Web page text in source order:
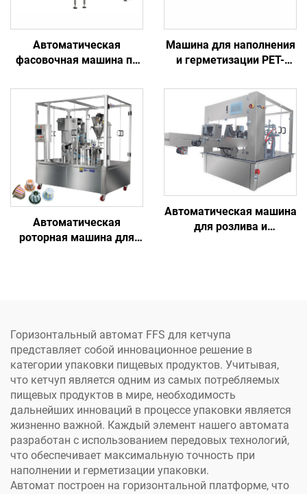
Автоматическая
фасовочная машина по
напитков, воды,
пневматическая, с ПЛК,
йогурта, сока, масла,
кетчупа, соуса, молока,
пива, товар в пакете с
носиком
Машина для наполнения
и герметизации PET-
упаковки льда и
напитков
Автоматическая
роторная машина для
капсул Nespresso
Автоматическая машина
для розлива и
Горизонтальный автомат FFS для кетчупа
представляет собой инновационное решение в
категории упаковки пищевых продуктов. Учитывая,
что кетчуп является одним из самых потребляемых
пищевых продуктов в мире, необходимость
дальнейших инноваций в процессе упаковки является
жизненно важной. Каждый элемент нашего автомата
разработан с использованием передовых технологий,
что обеспечивает максимальную точность при
наполнении и герметизации упаковки.
Автомат построен на горизонтальной платформе, что